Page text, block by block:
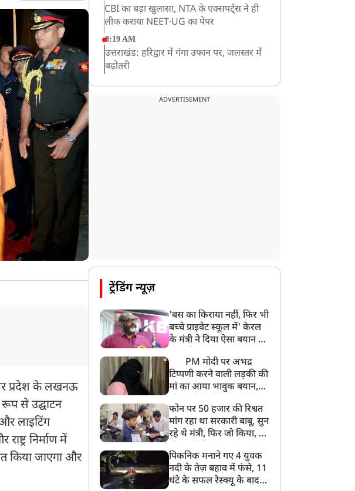
प्रदेश के लखनऊ
से उद्घाटन
लाइटिंग
निर्माण में
किया जाएगा और
CBI का बड़ा खुलासा, NTA के एक्सपर्ट्स ने ही
लीक कराया NEET-UG का पेपर
8:19 AM
उत्तराखंड: हरिद्वार में गंगा उफान पर, जलस्तर में
बढ़ोतरी
UP: लखनऊ में चलती कार में लगी आग, युवक
ADVERTISEMENT
ट्रेंडिंग न्यूज़
'बस का किराया नहीं, फिर भी
बच्चे प्राइवेट स्कूल में' केरल
के मंत्री ने दिया ऐसा बयान की
PM मोदी पर अभद्र
टिप्पणी करने वाली लड़की की
मां का आया भावुक बयान,
बेटी को गोद लें प्रधानमंत्री
फोन पर 50 हजार की रिश्वत
मांग रहा था सरकारी बाबू, सुन
रहे थे मंत्री, फिर जो किया, वो
पिकनिक मनाने गए 4 युवक
नदी के तेज़ बहाव में फंसे, 11
घंटे के सफल रेस्क्यू के बाद